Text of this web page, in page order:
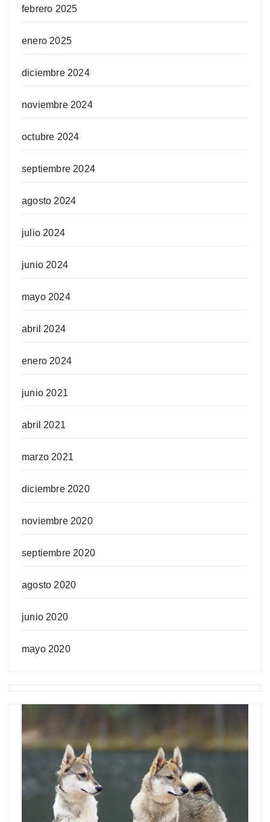
febrero 2025
enero 2025
diciembre 2024
noviembre 2024
octubre 2024
septiembre 2024
agosto 2024
julio 2024
junio 2024
mayo 2024
abril 2024
enero 2024
junio 2021
abril 2021
marzo 2021
diciembre 2020
noviembre 2020
septiembre 2020
agosto 2020
junio 2020
mayo 2020